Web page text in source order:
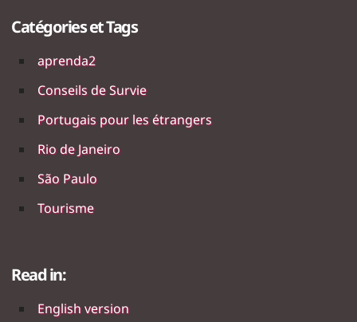
Catégories et Tags
aprenda2
Conseils de Survie
Portugais pour les étrangers
Rio de Janeiro
São Paulo
Tourisme
Read in:
English version